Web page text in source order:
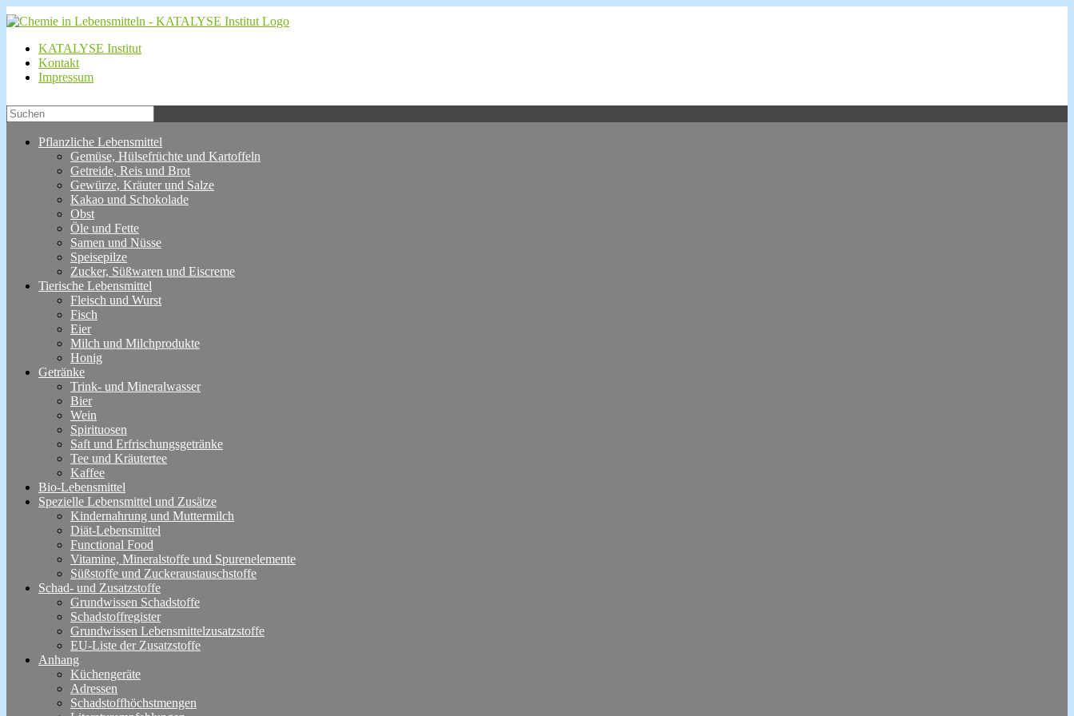
KATALYSE Institut
Kontakt
Impressum
Pflanzliche Lebensmittel
Gemüse, Hülsefrüchte und Kartoffeln
Getreide, Reis und Brot
Gewürze, Kräuter und Salze
Kakao und Schokolade
Obst
Öle und Fette
Samen und Nüsse
Speisepilze
Zucker, Süßwaren und Eiscreme
Tierische Lebensmittel
Fleisch und Wurst
Fisch
Eier
Milch und Milchprodukte
Honig
Getränke
Trink- und Mineralwasser
Bier
Wein
Spirituosen
Saft und Erfrischungsgetränke
Tee und Kräutertee
Kaffee
Bio-Lebensmittel
Spezielle Lebensmittel und Zusätze
Kindernahrung und Muttermilch
Diät-Lebensmittel
Functional Food
Vitamine, Mineralstoffe und Spurenelemente
Süßstoffe und Zuckeraustauschstoffe
Schad- und Zusatzstoffe
Grundwissen Schadstoffe
Schadstoffregister
Grundwissen Lebensmittelzusatzstoffe
EU-Liste der Zusatzstoffe
Anhang
Küchengeräte
Adressen
Schadstoffhöchstmengen